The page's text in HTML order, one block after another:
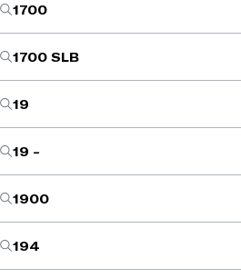
1700
1700 SLB
19
19 -
1900
194